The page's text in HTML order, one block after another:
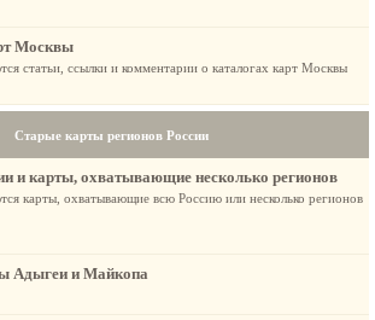
Москвы
статьи, ссылки и комментарии о каталогах карт Москвы
Старые карты регионов России
и карты, охватывающие несколько регионов
карты, охватывающие всю Россию или несколько регионов
Адыгеи и Майкопа